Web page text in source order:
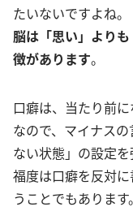
たいないですよね。
脳は「思い」より
徴があります。
口癖は、当たり前
なので、マイナス
ない状態」の設定
福度は口癖を反対
うことでもあります。